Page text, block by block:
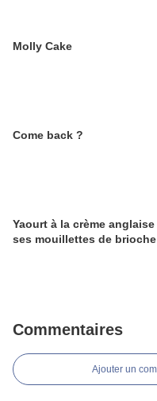
Molly Cake
Come back ?
Yaourt à la crème
ses mouillettes de brioche
Commentaires
Ajouter un